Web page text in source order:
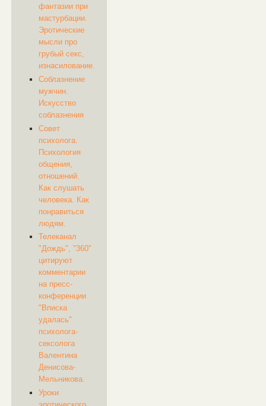
фантазии при
мастурбации.
Эротические
мысли про
грубый секс,
изнасилование.
Соблазнение
мужчин.
Искусство
соблазнения
Совет
психолога.
Психология
общения,
отношений.
Как слушать
человека. Как
понравиться
людям.
Телеканал
"Дождь", "360"
цитируют
комментарии
на пресс-
конференции
"Вписка
удалась"
психолога-
сексолога
Валентина
Денисова-
Мельникова.
Уроки